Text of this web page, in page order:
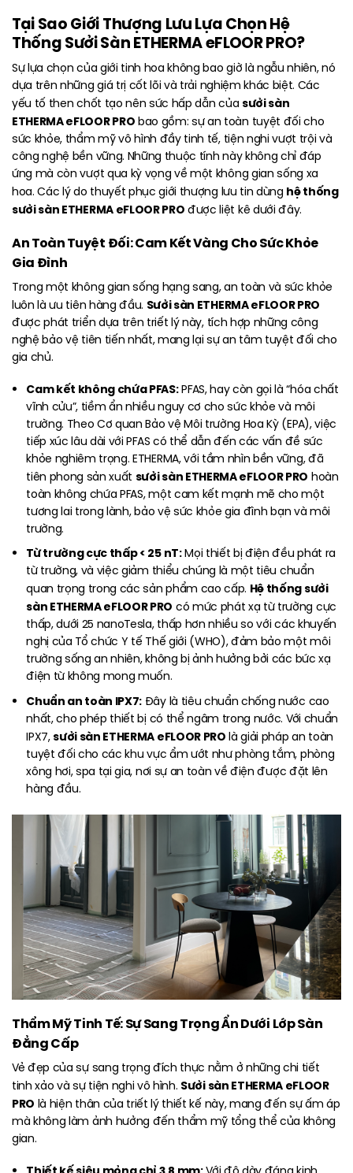
Tại Sao Giới Thượng Lưu Lựa Chọn Hệ
Thống Sưởi Sàn ETHERMA eFLOOR PRO?
Sự lựa chọn của giới tinh hoa không bao giờ là ngẫu nhiên, nó
dựa trên những giá trị cốt lõi và trải nghiệm khác biệt. Các
yếu tố then chốt tạo nên sức hấp dẫn của sưởi sàn
ETHERMA eFLOOR PRObao gồm: sự an toàn tuyệt đối cho
sức khỏe, thẩm mỹ vô hình đầy tinh tế, tiện nghi vượt trội và
công nghệ bền vững. Những thuộc tính này không chỉ đáp
ứng mà còn vượt qua kỳ vọng về một không gian sống xa
hoa. Các lý do thuyết phục giới thượng lưu tin dùng hệ thống
sưởi sàn ETHERMA eFLOOR PROđược liệt kê dưới đây.
An Toàn Tuyệt Đối: Cam Kết Vàng Cho Sức Khỏe
Gia Đình
Trong một không gian sống hạng sang, an toàn và sức khỏe
luôn là ưu tiên hàng đầu. Sưởi sàn ETHERMA eFLOOR PRO
được phát triển dựa trên triết lý này, tích hợp những công
nghệ bảo vệ tiên tiến nhất, mang lại sự an tâm tuyệt đối cho
gia chủ.
Cam kết không chứa PFAS:PFAS, hay còn gọi là “hóa chất
vĩnh cửu”, tiềm ẩn nhiều nguy cơ cho sức khỏe và môi
trường. Theo Cơ quan Bảo vệ Môi trường Hoa Kỳ (EPA), việc
tiếp xúc lâu dài với PFAS có thể dẫn đến các vấn đề sức
khỏe nghiêm trọng. ETHERMA, với tầm nhìn bền vững, đã
tiên phong sản xuất sưởi sàn ETHERMA eFLOOR PRO hoàn
toàn không chứa PFAS, một cam kết mạnh mẽ cho một
tương lai trong lành, bảo vệ sức khỏe gia đình bạn và môi
trường.
Từ trường cực thấp < 25 nT:Mọi thiết bị điện đều phát ra
từ trường, và việc giảm thiểu chúng là một tiêu chuẩn
quan trọng trong các sản phẩm cao cấp. Hệ thống sưởi
sàn ETHERMA eFLOOR PRO có mức phát xạ từ trường cực
thấp, dưới 25 nanoTesla, thấp hơn nhiều so với các khuyến
nghị của Tổ chức Y tế Thế giới (WHO), đảm bảo một môi
trường sống an nhiên, không bị ảnh hưởng bởi các bức xạ
điện từ không mong muốn.
Chuẩn an toàn IPX7: Đây là tiêu chuẩn chống nước cao
nhất, cho phép thiết bị có thể ngâm trong nước. Với chuẩn
IPX7,sưởi sàn ETHERMA eFLOOR PROlà giải pháp an toàn
tuyệt đối cho các khu vực ẩm ướt như phòng tắm, phòng
xông hơi, spa tại gia, nơi sự an toàn về điện được đặt lên
hàng đầu.
Thẩm Mỹ Tinh Tế: Sự Sang Trọng Ẩn Dưới Lớp Sàn
Đẳng Cấp
Vẻ đẹp của sự sang trọng đích thực nằm ở những chi tiết
tinh xảo và sự tiện nghi vô hình. Sưởi sàn ETHERMA eFLOOR
PRO là hiện thân của triết lý thiết kế này, mang đến sự ấm áp
mà không làm ảnh hưởng đến thẩm mỹ tổng thể của không
gian.